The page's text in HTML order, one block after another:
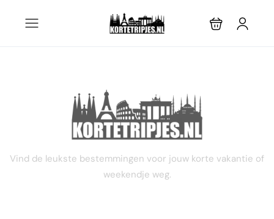
STEL JE EIGEN TRIP SAMEN
Vind de leukste bestemmingen voor jouw korte vakantie of
weekendje weg.